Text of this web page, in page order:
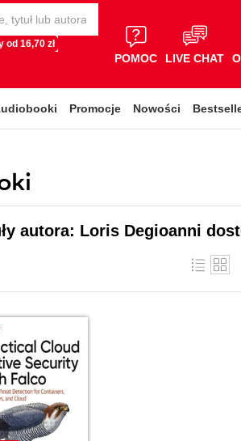
od 16,70 zł
POMOC LIVE CHAT
Promocje Nowości
autora: Loris Degioanni